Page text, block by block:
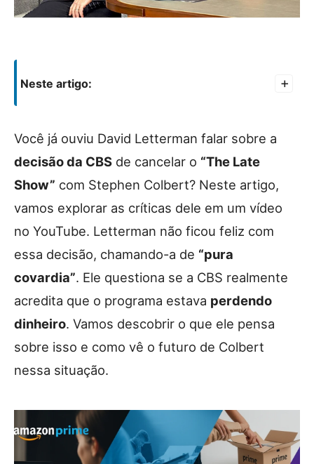
Neste artigo: +
Você já ouviu David Letterman falar sobre a
decisão da CBS de cancelar o “The Late
Show” com Stephen Colbert? Neste artigo,
vamos explorar as críticas dele em um vídeo
no YouTube. Letterman não ficou feliz com
essa decisão, chamando-a de “pura
covardia”. Ele questiona se a CBS realmente
acredita que o programa estava perdendo
dinheiro. Vamos descobrir o que ele pensa
sobre isso e como vê o futuro de Colbert
nessa situação.